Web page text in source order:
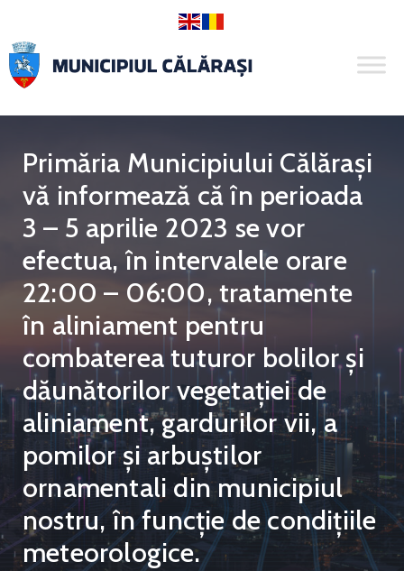
Primăria Municipiului Călăraşi
vă informează că în perioada
3 – 5 aprilie 2023 se vor
efectua, în intervalele orare
22:00 – 06:00, tratamente
în aliniament pentru
combaterea tuturor bolilor și
dăunătorilor vegetației de
aliniament, gardurilor vii, a
pomilor și arbuștilor
ornamentali din municipiul
nostru, în funcție de condițiile
meteorologice.